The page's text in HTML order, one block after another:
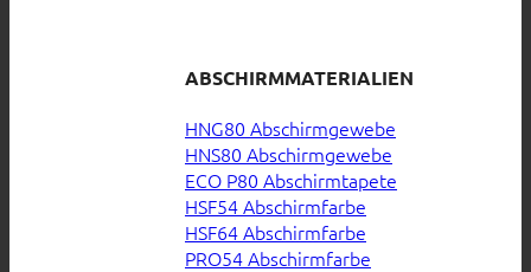
ABSCHIRMMATERIALIEN
HNG80 Abschirmgewebe
HNS80 Abschirmgewebe
ECO P80 Abschirmtapete
HSF54 Abschirmfarbe
HSF64 Abschirmfarbe
PRO54 Abschirmfarbe